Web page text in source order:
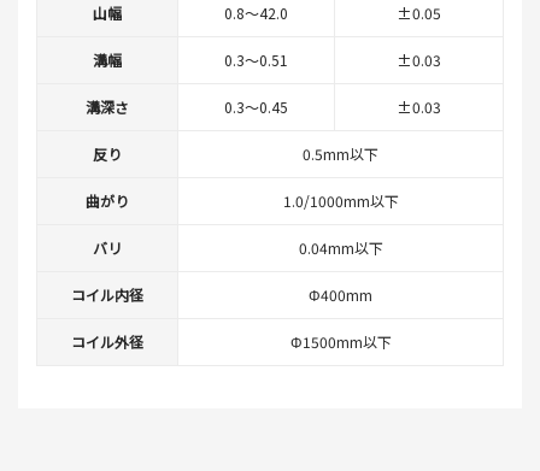
山幅 0.8～42.0 ±0.05
溝幅 0.3～0.51 ±0.03
溝深さ 0.3～0.45 ±0.03
反り 0.5mm以下
曲がり 1.0/1000mm以下
バリ 0.04mm以下
コイル内径 Φ400mm
コイル外径 Φ1500mm以下